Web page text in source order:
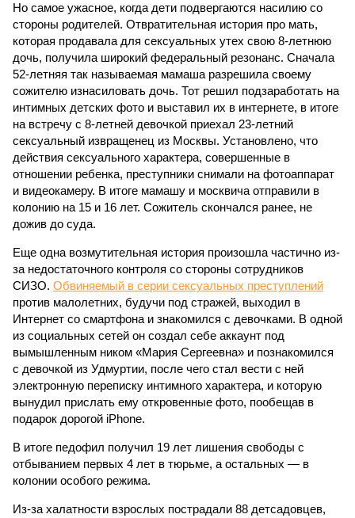
Но самое ужасное, когда дети подвергаются насилию со
стороны родителей. Отвратительная история про мать,
которая продавала для сексуальных утех свою 8-летнюю
дочь, получила широкий федеральный резонанс. Сначала
52-летняя так называемая мамаша разрешила своему
сожителю изнасиловать дочь. Тот решил подзаработать на
интимных детских фото и выставил их в интернете, в итоге
на встречу с 8-летней девочкой приехал 23-летний
сексуальный извращенец из Москвы. Установлено, что
действия сексуального характера, совершенные в
отношении ребенка, преступники снимали на фотоаппарат
и видеокамеру. В итоге мамашу и москвича отправили в
колонию на 15 и 16 лет. Сожитель скончался ранее, не
дожив до суда.
Еще одна возмутительная история произошла частично из-
за недостаточного контроля со стороны сотрудников
СИЗО. Обвиняемый в серии сексуальных преступлений
против малолетних, будучи под стражей, выходил в
Интернет со смартфона и знакомился с девочками. В одной
из социальных сетей он создал себе аккаунт под
вымышленным ником «Мария Сергеевна» и познакомился
с девочкой из Удмуртии, после чего стал вести с ней
электронную переписку интимного характера, и которую
вынудил прислать ему откровенные фото, пообещав в
подарок дорогой iPhone.
В итоге педофил получил 19 лет лишения свободы с
отбыванием первых 4 лет в тюрьме, а остальных — в
колонии особого режима.
Из-за халатности взрослых пострадали 88 детсадовцев,